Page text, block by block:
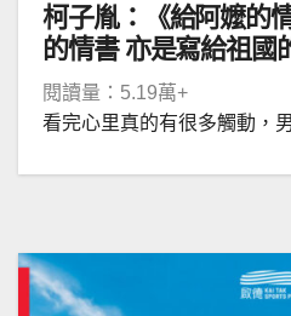
柯子胤：《給阿嬤的
的情書 亦是寫給祖國
閱讀量：5.19萬+
看完心里真的有很多觸動，